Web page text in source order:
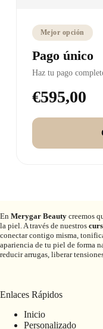
Mejor opción
Pago único
Haz tu pago
€595,00
En Merygar Beauty creemos
la piel. A través de nuestros
conectar contigo misma,
apariencia de tu piel de forma
reducir arrugas, liberar
Enlaces Rápidos
Inicio
Personalizado